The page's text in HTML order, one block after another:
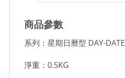
商品參數
系列：星期日曆型 DAY-DATE
淨重：0.5KG